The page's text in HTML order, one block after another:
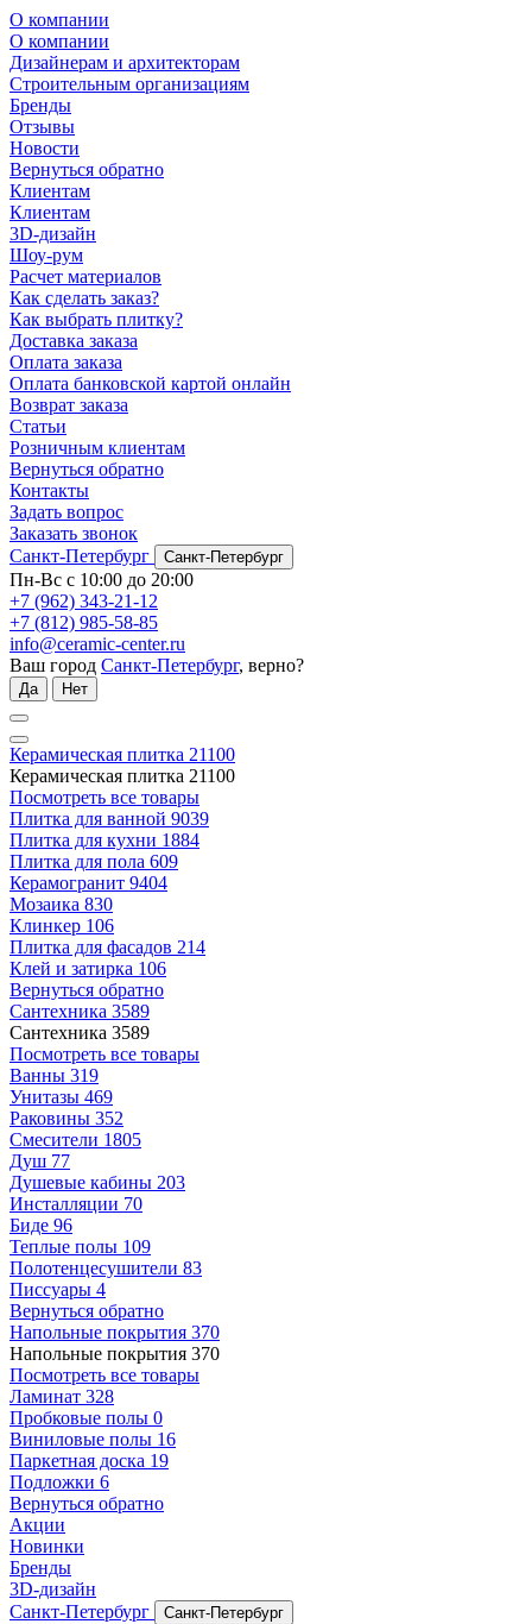
О компании
О компании
Дизайнерам и архитекторам
Строительным организациям
Бренды
Отзывы
Новости
Вернуться обратно
Клиентам
Клиентам
3D-дизайн
Шоу-рум
Расчет материалов
Как сделать заказ?
Как выбрать плитку?
Доставка заказа
Оплата заказа
Оплата банковской картой онлайн
Возврат заказа
Статьи
Розничным клиентам
Вернуться обратно
Контакты
Задать вопрос
Заказать звонок
Санкт-Петербург
Санкт-Петербург
Пн-Вс с 10:00 до 20:00
+7 (962) 343-21-12
+7 (812) 985-58-85
info@ceramic-center.ru
Ваш город Санкт-Петербург, верно?
Да Нет
Керамическая плитка 21100
Керамическая плитка 21100
Посмотреть все товары
Плитка для ванной 9039
Плитка для кухни 1884
Плитка для пола 609
Керамогранит 9404
Мозаика 830
Клинкер 106
Плитка для фасадов 214
Клей и затирка 106
Вернуться обратно
Сантехника 3589
Сантехника 3589
Посмотреть все товары
Ванны 319
Унитазы 469
Раковины 352
Смесители 1805
Душ 77
Душевые кабины 203
Инсталляции 70
Биде 96
Теплые полы 109
Полотенцесушители 83
Писсуары 4
Вернуться обратно
Напольные покрытия 370
Напольные покрытия 370
Посмотреть все товары
Ламинат 328
Пробковые полы 0
Виниловые полы 16
Паркетная доска 19
Подложки 6
Вернуться обратно
Акции
Новинки
Бренды
3D-дизайн
Санкт-Петербург
Санкт-Петербург